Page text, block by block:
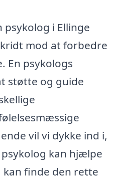
i Ellinge
mod at forbedre
En psykologs
støtte og guide
vil vi dykke ind i,
kan hjælpe
finde den rette